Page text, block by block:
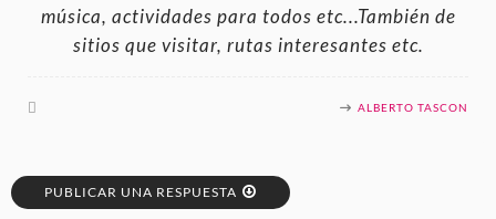
música, actividades para todos etc...También de
sitios que visitar, rutas interesantes etc.
ALBERTO TASCON
PUBLICAR UNA RESPUESTA